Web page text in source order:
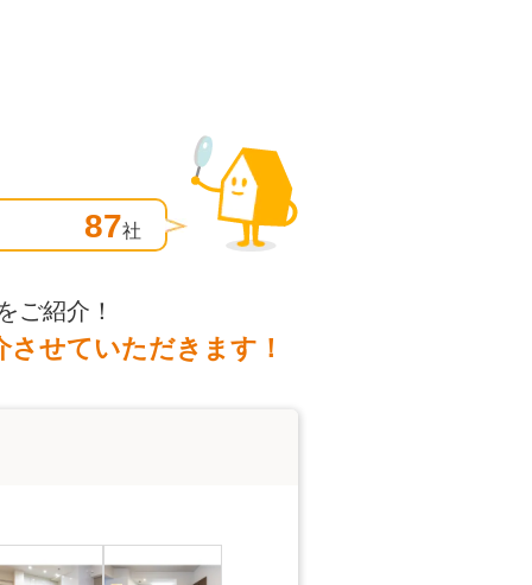
87社
ご紹介！
せていただきます！